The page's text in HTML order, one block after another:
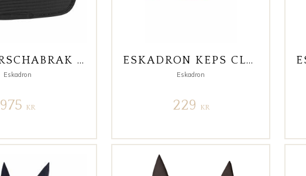
DRESSYRSCHABRAK SPARKLE CHRYSTAL DYNAMIC SVART FULL
Eskadron
975 KR
ESKADRON KEPS CLASSIC SPORTS CORAL BLOSSOM
Eskadron
229 KR